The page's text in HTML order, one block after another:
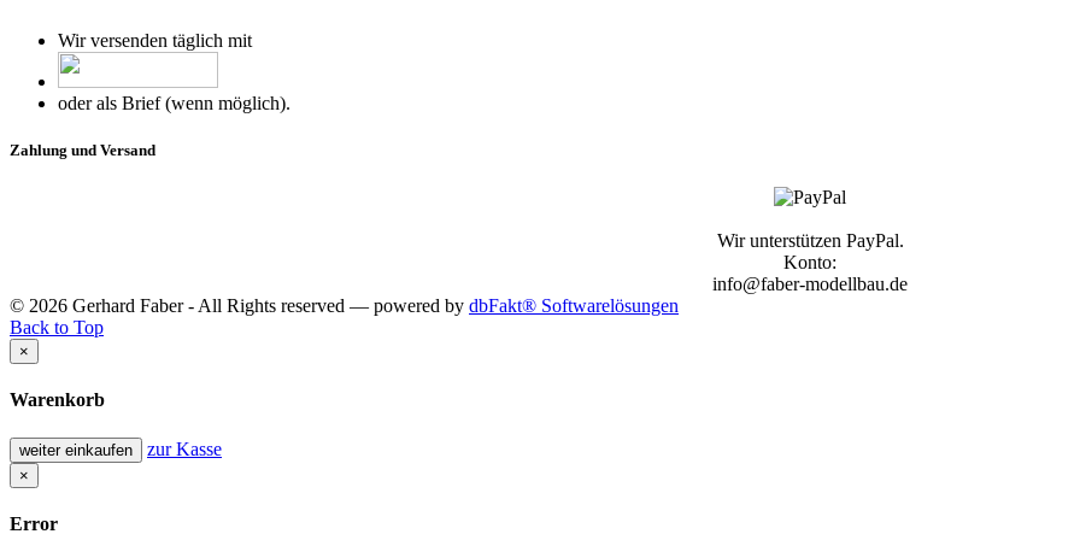
Wir versenden täglich mit
oder als Brief (wenn möglich).
Zahlung und Versand
Wir unterstützen PayPal.
Konto:
info@faber-modellbau.de
© 2026 Gerhard Faber - All Rights reserved — powered by dbFakt® Softwarelösungen
Back to Top
×
Warenkorb
weiter einkaufen zur Kasse
×
Error